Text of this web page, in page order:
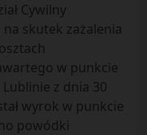
Cywilny
skutek zażalenia
w punkcie
z dnia 30
wyrok w punkcie
powódki